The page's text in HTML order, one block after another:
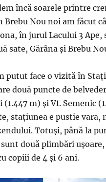
încă soarele printre
Brebu Nou noi am făcut
în jurul Lacului 3 Ape,
sate, Gărâna și Brebu
putut face o vizită în
două puncte de
(1.447 m) și Vf. Semenic
stațiunea e pustie vara,
Totuși, până la
două plimbări ușoare,
copiii de 4 și 6 ani.